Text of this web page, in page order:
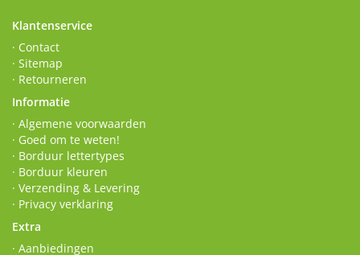
Klantenservice
· Contact
· Sitemap
· Retourneren
Informatie
· Algemene voorwaarden
· Goed om te weten!
· Borduur lettertypes
· Borduur kleuren
· Verzending & Levering
· Privacy verklaring
Extra
· Aanbiedingen